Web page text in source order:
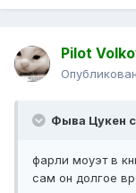
Pilot
Фыва Цукен
фарли моуэт в
сам он долгое